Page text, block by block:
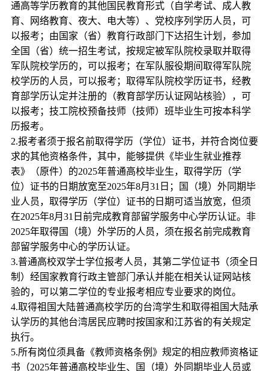
通高等学历教育的其他国民教育形式（自学考试、成人教
育、网络教育、夜大、电大等）、党校序列学历人员，可
以报考；由国家（省）教育行政部门下达招生计划，参加
全国（省）统一招生考试，按规定被军队院校录取并取得
军队院校学历的，可以报考；在军队服役期间取得军队院
校学历的人员，可以报考；取得军队院校学历证书，经教
育部学历认定并注册的（教育部学历认证网站核验），可
以报考；技工院校预备技师（技师）班毕业生可按本科学
历报考。
2.报考者须于报名前取得学历（学位）证书，并符合岗位要
求的其他资格条件，其中，能够提供《毕业生就业推荐
表》（原件）的2025年普通高校毕业生，取得学历（学
位）证书的日期放宽至2025年8月31日；国（境）外同期毕
业人员，取得学历（学位）证书的日期可适当放宽，但须
在2025年8月31日前完成教育部留学服务中心学历认证。非
2025年取得国（境）外学历的人员，须在报名前完成教育
部留学服务中心的学历认证。
3.普通高校双学士学位报考人员，其第二学位证书（须全日
制）经国家教育行政主管部门承认并能在相关认证网站核
验的，可以第二学位的专业报考相应专业要求的岗位。
4.取得祖国大陆普通高校学历的台湾学生和取得祖国大陆承
认学历的其他台湾居民应聘时按国家和江苏省的有关规定
执行。
5.所有岗位须具备《教师资格条例》规定的相应教师资格证
书（2025年普通高校毕业生、国（境）外同期毕业人员或